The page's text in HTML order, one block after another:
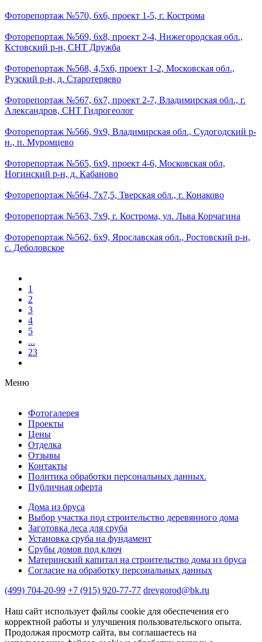
Фоторепортаж №570, 6х6, проект 1-5, г. Кострома
Фоторепортаж №569, 6х8, проект 2-4, Нижегородская обл.,
Кстовский р-н, СНТ Дружба
Фоторепортаж №568, 4,5х6, проект 1-2, Московская обл.,
Рузский р-н, д. Старотеряево
Фоторепортаж №567, 6х7, проект 2-7, Владимирская обл., г.
Александров, СНТ Гидрогеолог
Фоторепортаж №566, 9х9, Владимирская обл., Судогодский р-
н., п. Муромцево
Фоторепортаж №565, 6х9, проект 4-6, Московская обл,
Ногинский р-н, д. Кабаново
Фоторепортаж №564, 7х7,5, Тверская обл., г. Конаково
Фоторепортаж №563, 7х9, г. Кострома, ул. Льва Корчагина
Фоторепортаж №562, 6х9, Ярославская обл., Ростовский р-н,
с. Деболовское
1
2
3
4
5
...
23
Меню
Фотогалерея
Проекты
Цены
Отделка
Отзывы
Контакты
Политика обработки персональных данных.
Публичная оферта
Дома из бруса
Выбор участка под строительство деревянного дома
Заготовка леса для сруба
Установка сруба на фундамент
Срубы домов под ключ
Материнский капитал на строительство дома из бруса
Согласие на обработку персональных данных
(499) 704-20-99 +7 (915) 920-77-77 drevgorod@bk.ru
Наш сайт использует файлы cookie для обеспечения его
корректной работы и улучшения пользовательского опыта.
Продолжая просмотр сайта, вы соглашаетесь на